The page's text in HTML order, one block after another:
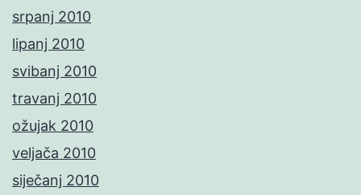
srpanj 2010
lipanj 2010
svibanj 2010
travanj 2010
ožujak 2010
veljača 2010
siječanj 2010